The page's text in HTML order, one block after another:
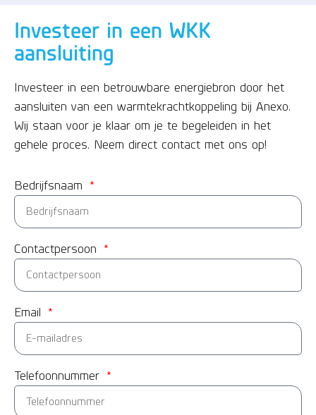
Investeer in een WKK
aansluiting
Investeer in een betrouwbare energiebron door het
aansluiten van een warmtekrachtkoppeling bij Anexo.
Wij staan voor je klaar om je te begeleiden in het
gehele proces. Neem direct contact met ons op!
Bedrijfsnaam
Contactpersoon
Email
Telefoonnummer